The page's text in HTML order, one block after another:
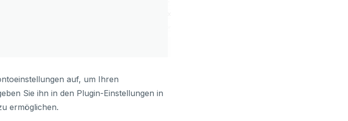
auf, um Ihren
Sie ihn in den Plugin-Einstellungen in
ermöglichen.